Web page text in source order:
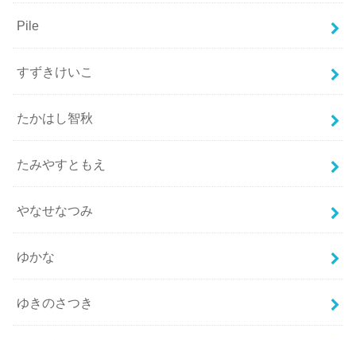
Pile
すずきけいこ
たかはし智秋
たみやすともえ
やなせなつみ
ゆかな
ゆきのさつき